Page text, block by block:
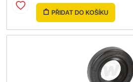
PŘIDAT DO KOŠÍKU